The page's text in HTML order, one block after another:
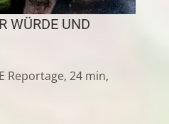
WÜRDE UND
Reportage, 24 min,